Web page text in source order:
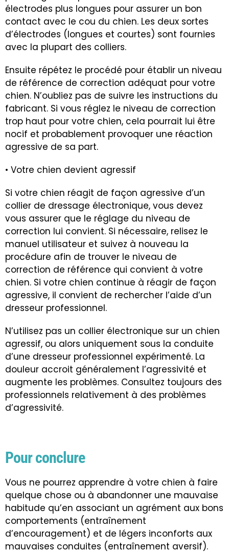
électrodes plus longues pour assurer un bon
contact avec le cou du chien. Les deux sortes
d’électrodes (longues et courtes) sont fournies
avec la plupart des colliers.
Ensuite répétez le procédé pour établir un niveau
de référence de correction adéquat pour votre
chien. N’oubliez pas de suivre les instructions du
fabricant. Si vous réglez le niveau de correction
trop haut pour votre chien, cela pourrait lui être
nocif et probablement provoquer une réaction
agressive de sa part.
• Votre chien devient agressif
Si votre chien réagit de façon agressive d’un
collier de dressage électronique, vous devez
vous assurer que le réglage du niveau de
correction lui convient. Si nécessaire, relisez le
manuel utilisateur et suivez à nouveau la
procédure afin de trouver le niveau de
correction de référence qui convient à votre
chien. Si votre chien continue à réagir de façon
agressive, il convient de rechercher l’aide d’un
dresseur professionnel.
N’utilisez pas un collier électronique sur un chien
agressif, ou alors uniquement sous la conduite
d’une dresseur professionnel expérimenté. La
douleur accroit généralement l’agressivité et
augmente les problèmes. Consultez toujours des
professionnels relativement à des problèmes
d’agressivité.
Pour conclure
Vous ne pourrez apprendre à votre chien à faire
quelque chose ou à abandonner une mauvaise
habitude qu’en associant un agrément aux bons
comportements (entraînement
d’encouragement) et de légers inconforts aux
mauvaises conduites (entraînement aversif).